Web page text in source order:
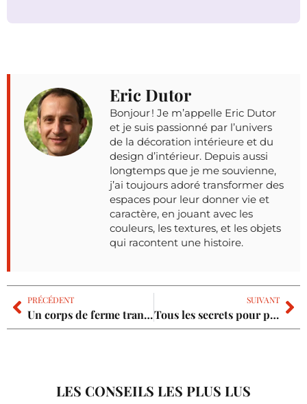
Eric Dutor
Bonjour ! Je m’appelle Eric Dutor
et je suis passionné par l’univers
de la décoration intérieure et du
design d’intérieur. Depuis aussi
longtemps que je me souvienne,
j’ai toujours adoré transformer des
espaces pour leur donner vie et
caractère, en jouant avec les
couleurs, les textures, et les objets
qui racontent une histoire.
PRÉCÉDENT
Un corps de ferme transformé en maison de rêve au cœur de la campagne
SUIVANT
Tous les secrets pour poser du Placo au plafond
LES CONSEILS LES PLUS LUS